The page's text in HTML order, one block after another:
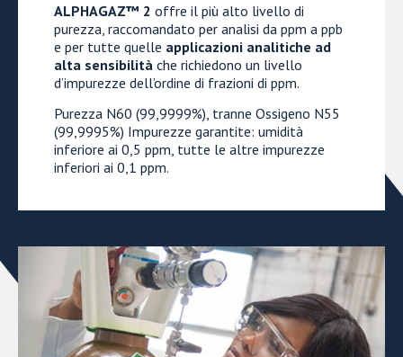
ALPHAGAZ™ 2 offre il più alto livello di
purezza, raccomandato per analisi da ppm a ppb
e per tutte quelle applicazioni analitiche ad
alta sensibilità che richiedono un livello
d’impurezze dell’ordine di frazioni di ppm.
Purezza N60 (99,9999%), tranne Ossigeno N55
(99,9995%) Impurezze garantite: umidità
inferiore ai 0,5 ppm, tutte le altre impurezze
inferiori ai 0,1 ppm.